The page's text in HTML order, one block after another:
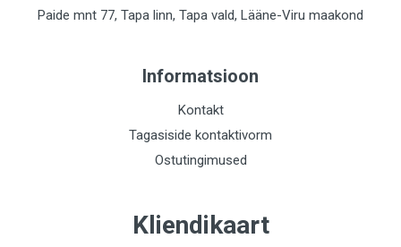
Paide mnt 77, Tapa linn, Tapa vald, Lääne-Viru maakond
Informatsioon
Kontakt
Tagasiside kontaktivorm
Ostutingimused
Kliendikaart